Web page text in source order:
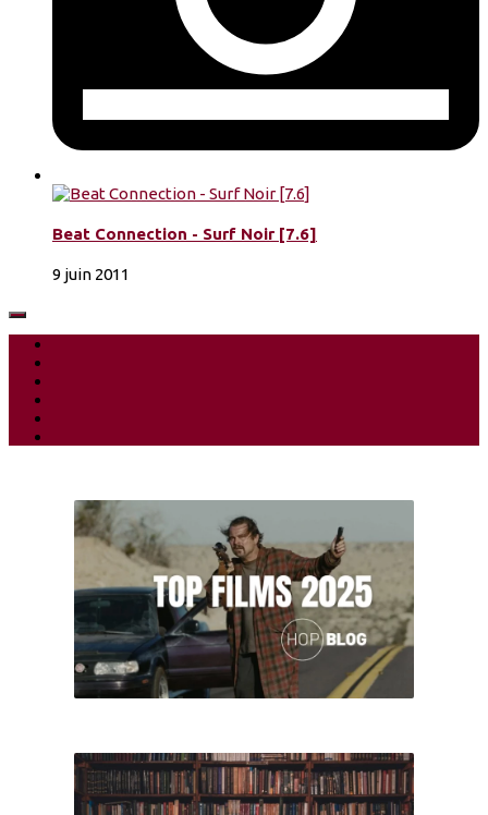
Beat Connection - Surf Noir [7.6]
9 juin 2011